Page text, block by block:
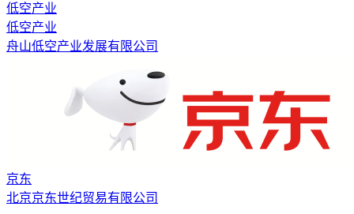
低空产业
低空产业
舟山低空产业发展有限公司
京东
北京京东世纪贸易有限公司